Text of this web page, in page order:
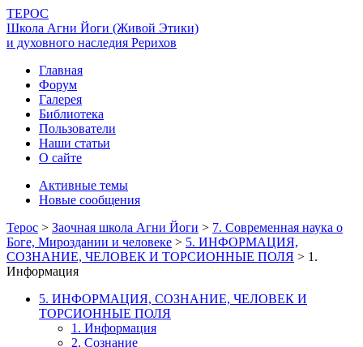
ТЕРОС
Школа Агни Йоги (Живой Этики)
и духовного наследия Рерихов
Главная
Форум
Галерея
Библиотека
Пользователи
Наши статьи
О сайте
Активные темы
Новые сообщения
Терос > Заочная школа Агни Йоги > 7. Современная наука о
Боге, Мироздании и человеке > 5. ИНФОРМАЦИЯ,
СОЗНАНИЕ, ЧЕЛОВЕК И ТОРСИОННЫЕ ПОЛЯ > 1.
Информация
5. ИНФОРМАЦИЯ, СОЗНАНИЕ, ЧЕЛОВЕК И
ТОРСИОННЫЕ ПОЛЯ
1. Информация
2. Сознание